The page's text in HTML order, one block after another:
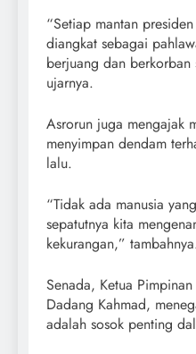
“Setiap mantan
diangkat sebagai
berjuang dan
ujarnya.
Asrorun juga mengajak
menyimpan dendam
lalu.
“Tidak ada manusia
sepatutnya kita
kekurangan,”
Senada, Ketua
Dadang Kahmad,
adalah sosok penting